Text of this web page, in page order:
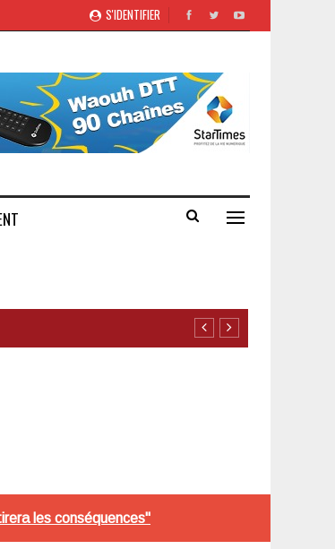
S'IDENTIFIER
les conséquences"